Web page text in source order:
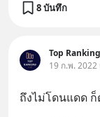
8 บันทึก
Top Ranking
19 ก.พ. 2022
ถึงไม่โดนแดด ก็